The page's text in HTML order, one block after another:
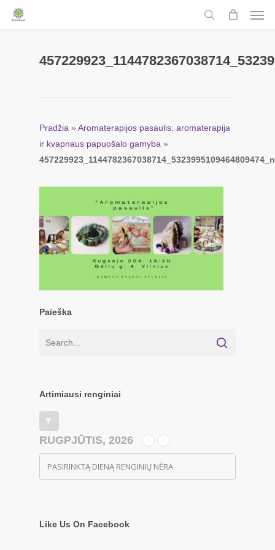
Skip
search
Pradžia » Aromaterapijos pasaulis: aromaterapija
ir kvapnaus papuošalo gamyba »
457229923_1144782367038714_5323995109464809474_n
Paieška
Artimiausi renginiai
RUGPJŪTIS, 2026
PASIRINKTĄ DIENĄ RENGINIŲ NĖRA
Like Us On Facebook